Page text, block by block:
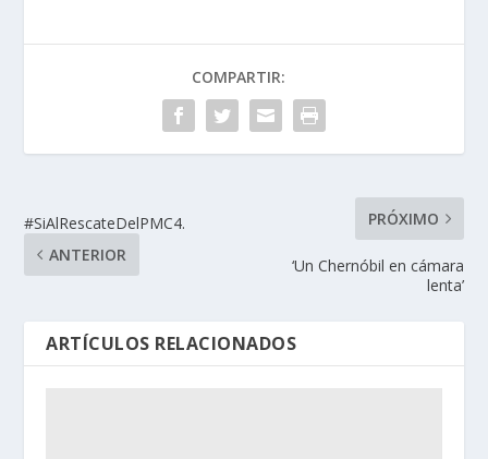
COMPARTIR:
#SiAlRescateDelPMC4.
ANTERIOR
PRÓXIMO
‘Un Chernóbil en cámara
lenta’
ARTÍCULOS RELACIONADOS